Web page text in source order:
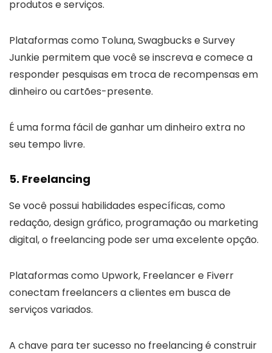
produtos e serviços.
Plataformas como Toluna, Swagbucks e Survey
Junkie permitem que você se inscreva e comece a
responder pesquisas em troca de recompensas em
dinheiro ou cartões-presente.
É uma forma fácil de ganhar um dinheiro extra no
seu tempo livre.
5. Freelancing
Se você possui habilidades específicas, como
redação, design gráfico, programação ou marketing
digital, o freelancing pode ser uma excelente opção.
Plataformas como Upwork, Freelancer e Fiverr
conectam freelancers a clientes em busca de
serviços variados.
A chave para ter sucesso no freelancing é construir